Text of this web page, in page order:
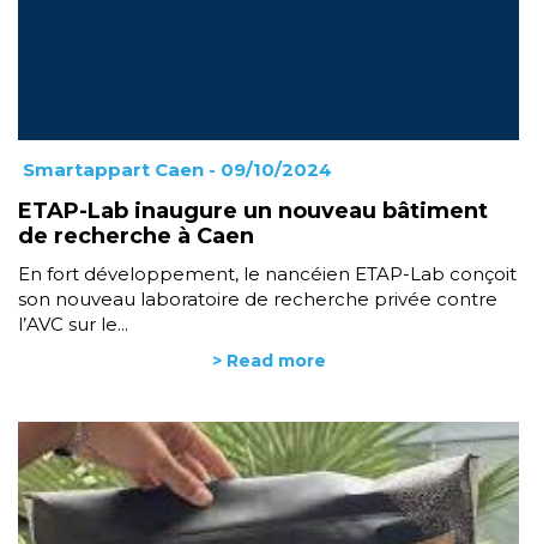
Smartappart Caen - 09/10/2024
ETAP-Lab inaugure un nouveau bâtiment
de recherche à Caen
En fort développement, le nancéien ETAP-Lab conçoit
son nouveau laboratoire de recherche privée contre
l’AVC sur le...
> Read more